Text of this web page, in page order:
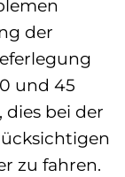
der
und 45
bei der
zu fahren.